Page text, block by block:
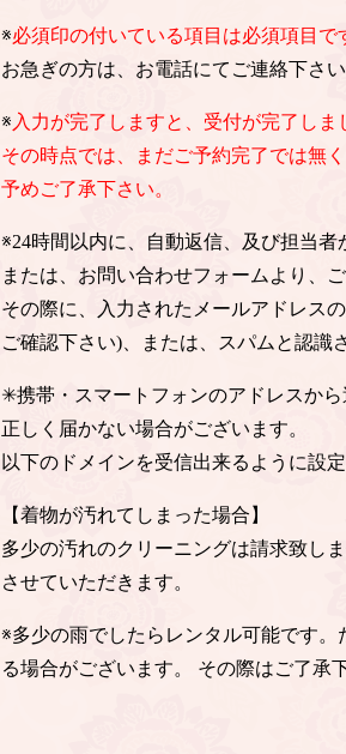
※必須印の付いている項目は必須項目で
お急ぎの方は、お電話にてご連絡下さい
※ 入力が完了しますと、受付が完了しま
その時点では、まだご予約完了では無
予めご了承下さい。
※24時間以内に、自動返信、及び担当
または、お問い合わせフォームより、ご
その際に、入力されたメールアドレス
ご確認下さい)、または、スパムと認識
✳︎携帯・スマートフォンのアドレスか
正しく届かない場合がございます。
以下のドメインを受信出来るように設
【着物が汚れてしまった場合】
多少の汚れのクリーニングは請求致し
させていただきます。
※多少の雨でしたらレンタル可能です
る場合がございます。 その際はご了承